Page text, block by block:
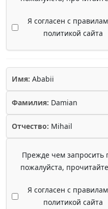
Я согласен с
политикой сайта
Имя: Ababii
Фамилия: Damian
Отчество: Mihail
Прежде чем запросить
пожалуйста, прочитайте
Я согласен с
политикой сайта